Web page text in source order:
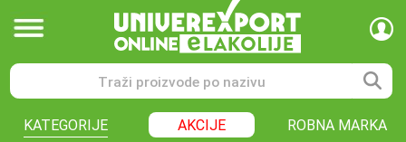
KATEGORIJE AKCIJE ROBNA MARKA